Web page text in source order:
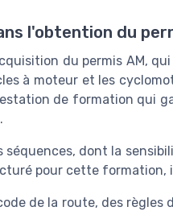
l'obtention du
du permis AM,
à moteur et les
de formation qui
dont la
pour cette formation,
de la route, des règles